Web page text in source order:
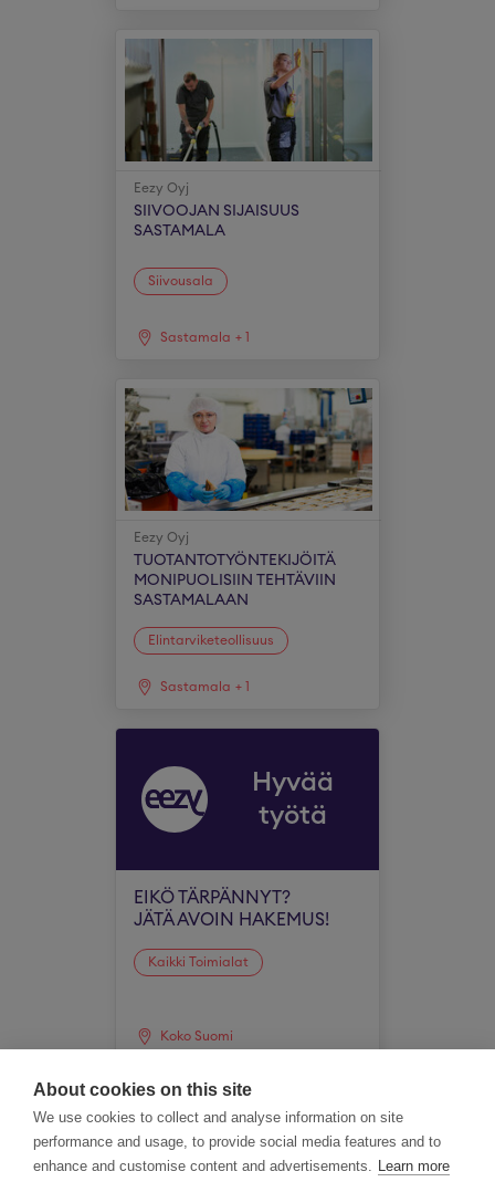
Eezy Oyj
SIIVOOJAN SIJAISUUS
SASTAMALA
Siivousala
Sastamala + 1
Eezy Oyj
TUOTANTOTYÖNTEKIJÖITÄ
MONIPUOLISIIN TEHTÄVIIN
SASTAMALAAN
Elintarviketeollisuus
Sastamala + 1
Hyvää
työtä
EIKÖ TÄRPÄNNYT?
JÄTÄ AVOIN HAKEMUS!
Kaikki Toimialat
Koko Suomi
About cookies on this site
We use cookies to collect and analyse information on site
performance and usage, to provide social media features and to
enhance and customise content and advertisements. Learn more